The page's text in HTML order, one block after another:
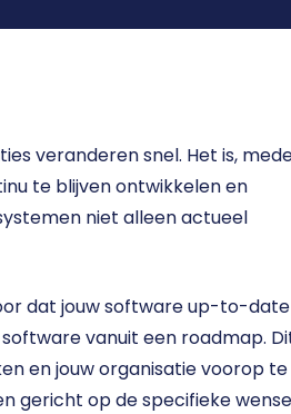
veranderen snel. Het is,
te blijven ontwikkelen en
niet alleen actueel
dat jouw software up-to-date
vanuit een roadmap.
en jouw organisatie voorop te
gericht op de specifieke